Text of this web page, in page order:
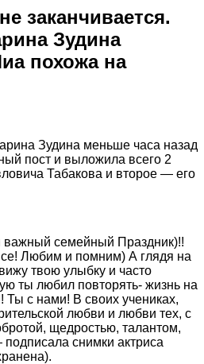
заканчивается.
Зудина
похожа на
Зудина меньше часа назад
пост и выложила всего 2
Табакова и второе — его
семейный Праздник)!!
Любим и помним) А глядя на
твою улыбку и часто
ты любил повторять- жизнь на
Ты с нами! В своих учениках,
любви и любви тех, с
щедростью, талантом,
снимки актриса